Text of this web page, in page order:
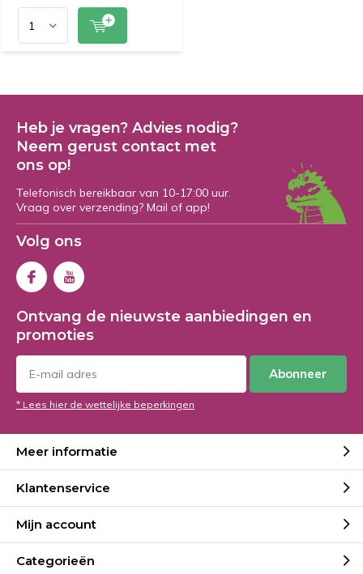
Heb je vragen? Advies nodig?
Neem gerust contact met
ons op!
Telefonisch bereikbaar van 10-17:00 uur.
Vraag over verzending? Mail of app!
Volg ons
Ontvang de nieuwste aanbiedingen en
promoties
Abonneer
* Lees hier de wettelijke beperkingen
Meer informatie
Klantenservice
Mijn account
Categorieën